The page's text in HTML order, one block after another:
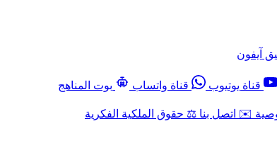
آيفون
قناة يوتيوب قناة واتساب
بوت المناهج
✉️ اتصل بنا ⚖️ حقوق الملكية الفكرية